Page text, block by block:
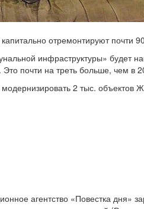
отремонтируют почти
инфраструктуры» будет
почти на треть больше, чем в
2 тыс.
агентство «Повестка дня»